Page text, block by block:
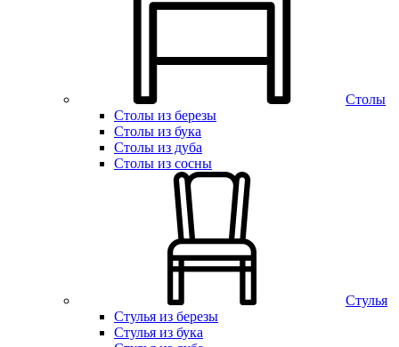
Столы
Столы из березы
Столы из бука
Столы из дуба
Столы из сосны
Стулья
Стулья из березы
Стулья из бука